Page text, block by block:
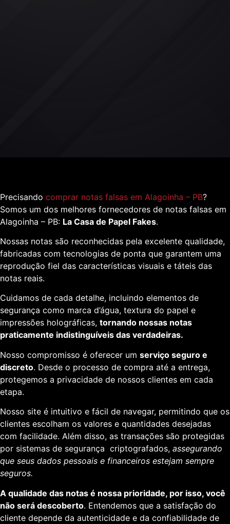
Precisando comprar notas falsas em Alagoinha – PB?
Somos um dos melhores fornecedores de notas falsas em
Alagoinha – PB: La Casa de Papel Fakes.
Nossas notas são reconhecidas pela excelente qualidade,
fabricadas com tecnologias de ponta que garantem uma
reprodução fiel das características visuais e táteis das
notas reais.
Cuidamos de cada detalhe, incluindo elementos de
segurança como marca d’água, textura do papel e
impressões holográficas, tornando nossas notas
praticamente indistinguíveis das verdadeiras.
Nosso compromisso é oferecer um serviço seguro e
discreto. Desde o processo de compra até a entrega,
protegemos a privacidade de nossos clientes em cada
etapa.
Nosso site é intuitivo e fácil de navegar, permitindo que os
clientes escolham os valores e quantidades desejadas
com facilidade. Além disso, as transações são protegidas
por sistemas de segurança criptografados, assegurando
que seus dados pessoais e financeiros estejam sempre
seguros.
A qualidade das notas é nossa prioridade, por isso, você
não será descoberto. Entendemos que a satisfação do
cliente depende da autenticidade e da confiabilidade de